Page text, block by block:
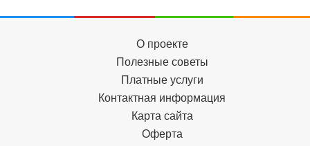
О проекте
Полезные советы
Платные услуги
Контактная информация
Карта сайта
Оферта